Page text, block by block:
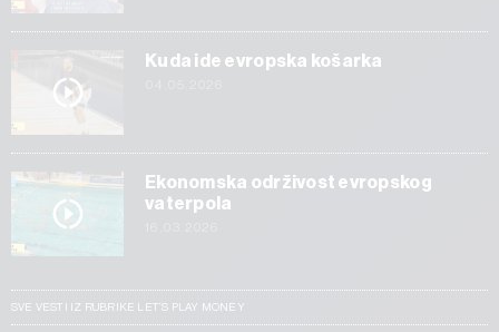
Kuda ide evropska košarka
Ekonomska održivost evropskog
vaterpola
SVE VESTI IZ RUBRIKE LET’S PLAY MONEY